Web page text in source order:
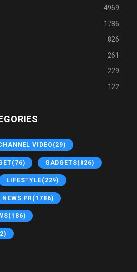
4969
1786
826
261
229
122
VIDEO (29)
(76) GADGETS(826)
LIFESTYLE(229)
NEWS PR(1786)
(186)